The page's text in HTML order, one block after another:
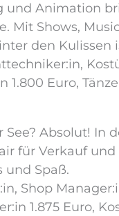
Animation
Mit Shows,
den
1.800 Euro,
Absolut! In
für Verkauf
und Spaß.
Shop
1.875 Euro,